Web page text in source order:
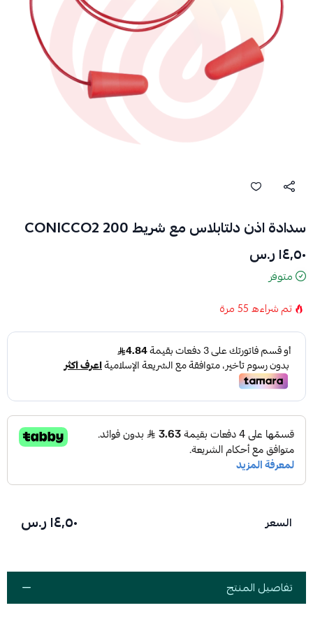
سدادة اذن دلتابلاس مع شريط CONICCO2 200
١٤٫٥٠ ر.س
متوفر
تم شراءه55مرة
السعر ١٤٫٥٠ ر.س
تفاصيل المنتج